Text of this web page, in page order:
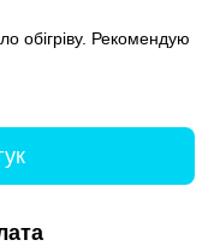
обігріву. Рекомендую